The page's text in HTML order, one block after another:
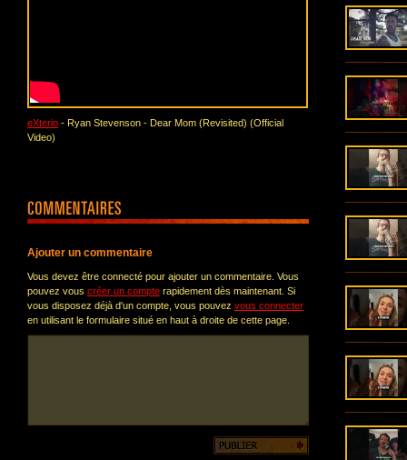
eXterio - Ryan Stevenson - Dear Mom (Revisited) (Official
Video)
Ajouter un commentaire
Vous devez être connecté pour ajouter un commentaire. Vous
pouvez vous créer un compte rapidement dès maintenant. Si
vous disposez déjà d'un compte, vous pouvez vous connecter
en utilisant le formulaire situé en haut à droite de cette page.